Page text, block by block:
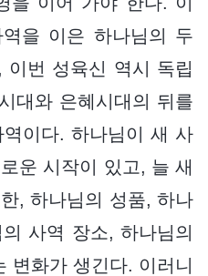
을 이은 하나님의 두
이번 성육신 역시 독립
대와 은혜시대의 뒤를
이다. 하나님이 새 사
운 시작이 있고, 늘 새
, 하나님의 성품, 하나
사역 장소, 하나님의
변화가 생긴다. 이러니